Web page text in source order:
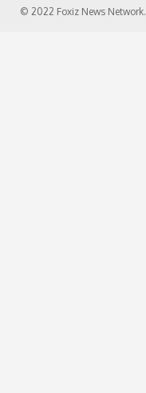
© 2022 Foxiz News